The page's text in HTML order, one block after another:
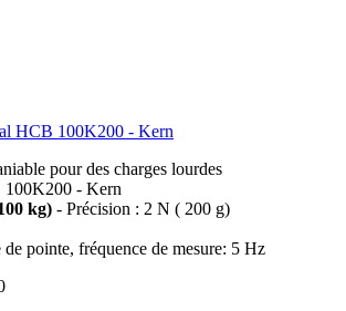
HCB 100K200 - Kern
pour des charges lourdes
100K200 - Kern
kg) - Précision : 2 N ( 200 g)
pointe, fréquence de mesure: 5 Hz